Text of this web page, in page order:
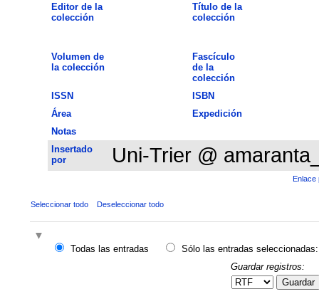
Editor de la
colección
Título de la
colección
Volumen de
la colección
Fascículo
de la
colección
ISSN
ISBN
Área
Expedición
Notas
Insertado
por
Uni-Trier @
Enlace
Seleccionar todo Deseleccionar todo
Todas las entradas
Sólo las entradas seleccionadas:
Guardar registros:
Guardar